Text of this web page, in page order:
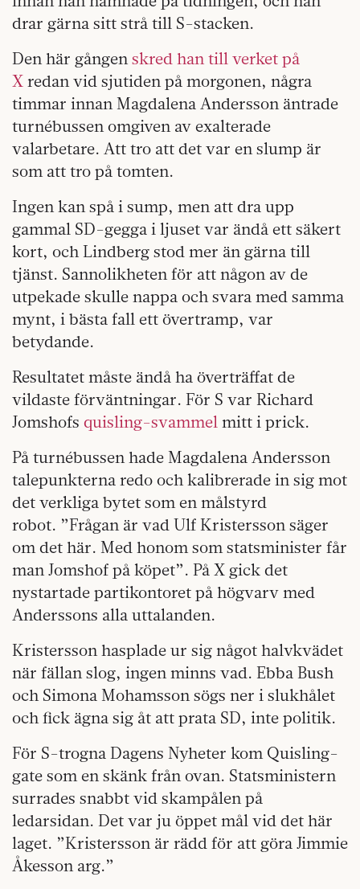
drar gärna sitt strå till S-stacken.
Den här gången skred han till verket på
X redan vid sjutiden på morgonen, några
timmar innan Magdalena Andersson äntrade
turnébussen omgiven av exalterade
valarbetare. Att tro att det var en slump är
som att tro på tomten.
Ingen kan spå i sump, men att dra upp
gammal SD-gegga i ljuset var ändå ett säkert
kort, och Lindberg stod mer än gärna till
tjänst. Sannolikheten för att någon av de
utpekade skulle nappa och svara med samma
mynt, i bästa fall ett övertramp, var
betydande.
Resultatet måste ändå ha överträffat de
vildaste förväntningar. För S var Richard
Jomshofs quisling-svammel mitt i prick.
På turnébussen hade Magdalena Andersson
talepunkterna redo och kalibrerade in sig mot
det verkliga bytet som en målstyrd
robot. ”Frågan är vad Ulf Kristersson säger
om det här. Med honom som statsminister får
man Jomshof på köpet”. På X gick det
nystartade partikontoret på högvarv med
Anderssons alla uttalanden.
Kristersson hasplade ur sig något halvkvädet
när fällan slog, ingen minns vad. Ebba Bush
och Simona Mohamsson sögs ner i slukhålet
och fick ägna sig åt att prata SD, inte politik.
För S-trogna Dagens Nyheter kom Quisling-
gate som en skänk från ovan. Statsministern
surrades snabbt vid skampålen på
ledarsidan. Det var ju öppet mål vid det här
laget. ”Kristersson är rädd för att göra Jimmie
Åkesson arg.”